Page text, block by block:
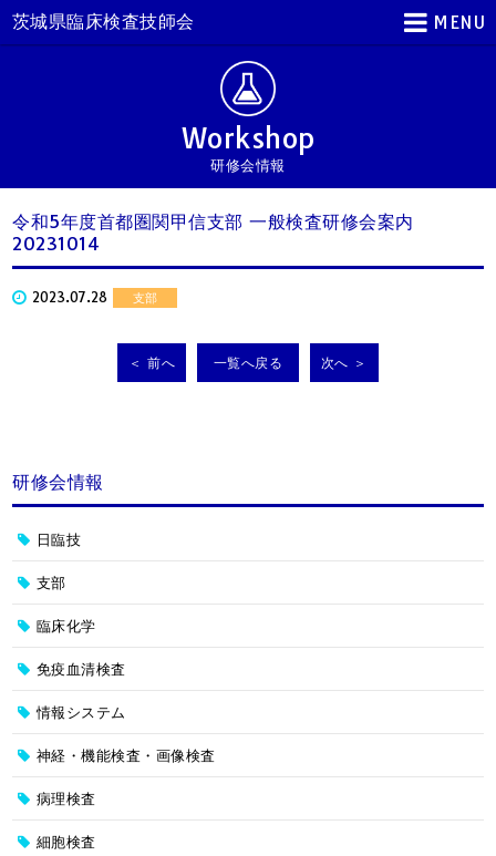
MENU
茨城県臨床検査技師会
Workshop
研修会情報
令和5年度首都圏関甲信支部 一般検査研修会案内
20231014
2023.07.28 支部
＜ 前へ 一覧へ戻る 次へ ＞
研修会情報
日臨技
支部
臨床化学
免疫血清検査
情報システム
神経・機能検査・画像検査
病理検査
細胞検査